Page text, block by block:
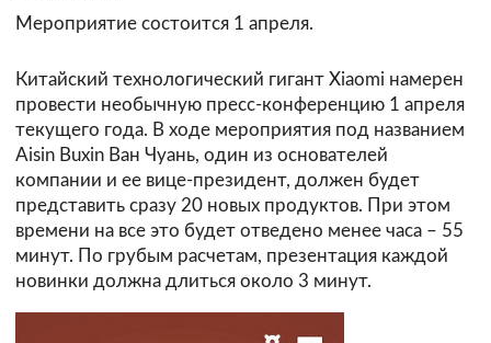
Мероприятие состоится 1 апреля.
Китайский технологический гигант Xiaomi намерен
провести необычную пресс-конференцию 1 апреля
текущего года. В ходе мероприятия под названием
Aisin Buxin Ван Чуань, один из основателей
компании и ее вице-президент, должен будет
представить сразу 20 новых продуктов. При этом
времени на все это будет отведено менее часа – 55
минут. По грубым расчетам, презентация каждой
новинки должна длиться около 3 минут.